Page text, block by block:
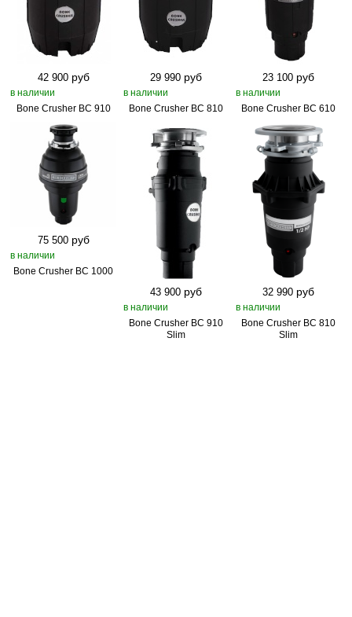
42 900 руб
в наличии
Bone Crusher BC 910
29 990 руб
в наличии
Bone Crusher BC 810
23 100 руб
в наличии
Bone Crusher BC 610
75 500 руб
в наличии
Bone Crusher BC 1000
43 900 руб
в наличии
Bone Crusher BC 910
Slim
32 990 руб
в наличии
Bone Crusher BC 810
Slim